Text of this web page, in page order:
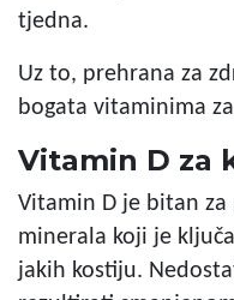
tjedna.
Uz to, prehrana za
bogata vitaminima
Vitamin D za
Vitamin D je bitan za
minerala koji je
jakih kostiju.